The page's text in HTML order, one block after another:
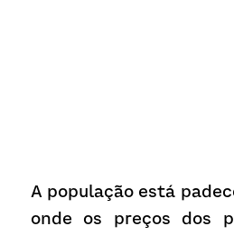
A população está
onde os preços dos